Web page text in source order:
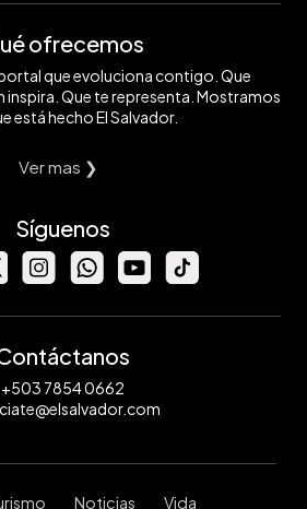
ofrecemos
que evoluciona contigo. Que
Que te representa. Mostramos
está hecho El Salvador.
Ver mas ❯
Síguenos
+503 7854 0662
Noticias Vida